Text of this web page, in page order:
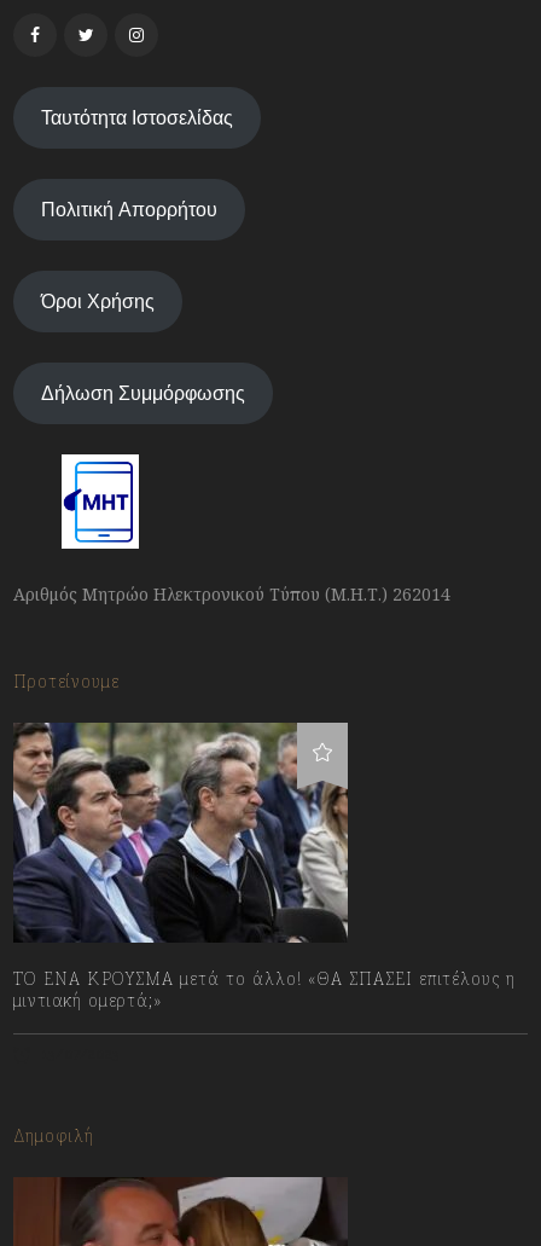
Ταυτότητα Ιστοσελίδας
Πολιτική Απορρήτου
Όροι Χρήσης
Δήλωση Συμμόρφωσης
Αριθμός Μητρώο Ηλεκτρονικού Τύπου (Μ.Η.Τ.) 262014
Προτείνουμε
ΤΟ ΕΝΑ ΚΡΟΥΣΜΑ μετά το άλλο! «ΘΑ ΣΠΑΣΕΙ επιτέλους η
μιντιακή ομερτά;»
Δημοφιλή